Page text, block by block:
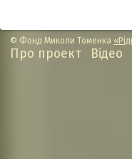
Про проект Відео
© Фонд Миколи Томенка